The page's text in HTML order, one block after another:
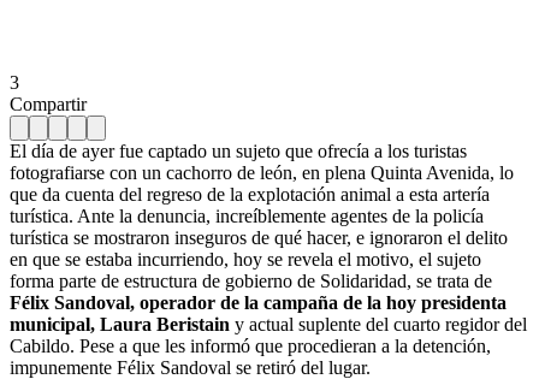
3
Compartir
El día de ayer fue captado un sujeto que ofrecía a los turistas
fotografiarse con un cachorro de león, en plena Quinta Avenida, lo
que da cuenta del regreso de la explotación animal a esta artería
turística. Ante la denuncia, increíblemente agentes de la policía
turística se mostraron inseguros de qué hacer, e ignoraron el delito
en que se estaba incurriendo, hoy se revela el motivo, el sujeto
forma parte de estructura de gobierno de Solidaridad, se trata de
Félix Sandoval, operador de la campaña de la hoy presidenta
municipal, Laura Beristain y actual suplente del cuarto regidor del
Cabildo. Pese a que les informó que procedieran a la detención,
impunemente Félix Sandoval se retiró del lugar.